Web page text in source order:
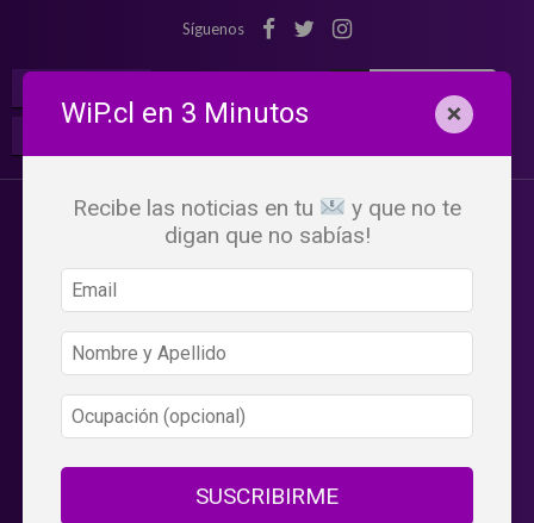
Síguenos
WiP.cl en 3 Minutos ×
Recibe las noticias en tu
y que no te
digan que no sabías!
SUSCRIBIRME